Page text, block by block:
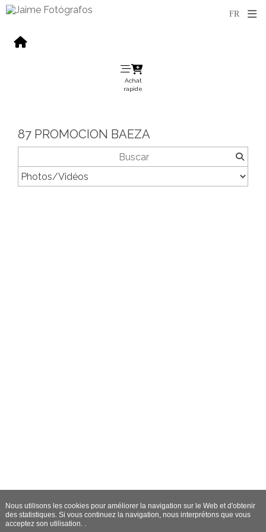
Achat
rapide
87 PROMOCION BAEZA
Nous utilisons les cookies pour améliorer la navigation sur le Web et d'obtenir
des statistiques. Si vous continuez la navigation, nous interprétons que vous
acceptez son utilisation. .